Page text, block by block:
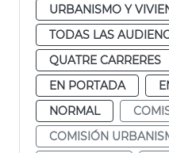
URBANISMO Y
TODAS LAS
QUATRE CARRERES
EN PORTADA
NORMAL
COMISIÓN